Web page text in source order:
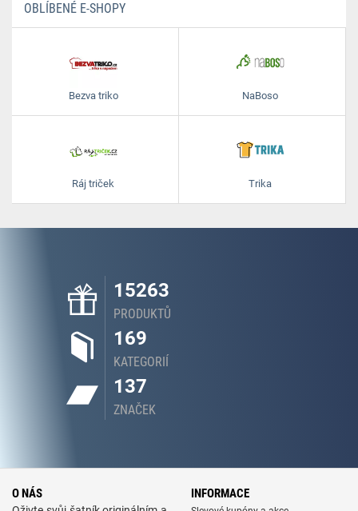
OBLÍBENÉ E-SHOPY
Bezva triko NaBoso
Ráj triček Trika
15263
PRODUKTŮ
169
KATEGORIÍ
137
ZNAČEK
O NÁS INFORMACE